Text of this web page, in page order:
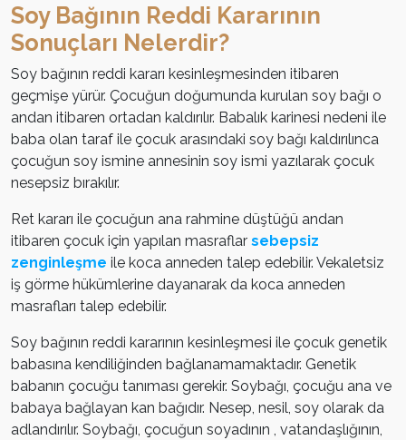
Soy Bağının Reddi Kararının
Sonuçları Nelerdir?
Soy bağının reddi kararı kesinleşmesinden itibaren
geçmişe yürür. Çocuğun doğumunda kurulan soy bağı o
andan itibaren ortadan kaldırılır. Babalık karinesi nedeni ile
baba olan taraf ile çocuk arasındaki soy bağı kaldırılınca
çocuğun soy ismine annesinin soy ismi yazılarak çocuk
nesepsiz bırakılır.
Ret kararı ile çocuğun ana rahmine düştüğü andan
itibaren çocuk için yapılan masraflar sebepsiz
zenginleşme ile koca anneden talep edebilir. Vekaletsiz
iş görme hükümlerine dayanarak da koca anneden
masrafları talep edebilir.
Soy bağının reddi kararının kesinleşmesi ile çocuk genetik
babasına kendiliğinden bağlanamamaktadır. Genetik
babanın çocuğu tanıması gerekir. Soybağı, çocuğu ana ve
babaya bağlayan kan bağıdır. Nesep, nesil, soy olarak da
adlandırılır. Soybağı, çocuğun soyadının , vatandaşlığının,